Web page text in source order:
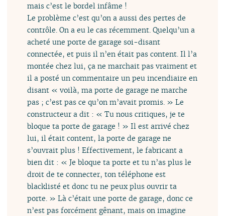
mais c’est le bordel infâme !
Le problème c’est qu’on a aussi des pertes de
contrôle. On a eu le cas récemment. Quelqu’un a
acheté une porte de garage soi-disant
connectée, et puis il n’en était pas content. Il l’a
montée chez lui, ça ne marchait pas vraiment et
il a posté un commentaire un peu incendiaire en
disant « voilà, ma porte de garage ne marche
pas ; c’est pas ce qu’on m’avait promis. » Le
constructeur a dit : « Tu nous critiques, je te
bloque ta porte de garage ! » Il est arrivé chez
lui, il était content, la porte de garage ne
s’ouvrait plus ! Effectivement, le fabricant a
bien dit : « Je bloque ta porte et tu n’as plus le
droit de te connecter, ton téléphone est
blacklisté et donc tu ne peux plus ouvrir ta
porte. » Là c’était une porte de garage, donc ce
n’est pas forcément gênant, mais on imagine